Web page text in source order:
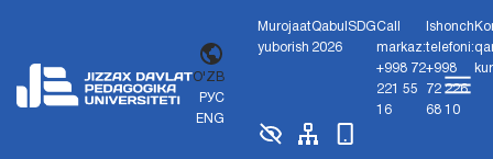
O'ZB
РУС
ENG
Murojaat
yuborish
Qabul
2026
SDGCall
markaz:
+998 72
221 55
16
Ishonch
telefoni:
+998
72 226
68 10